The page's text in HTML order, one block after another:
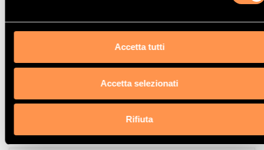
Accetta tutti
Accetta selezionati
Rifiuta
Catalizzatore Bmw X2